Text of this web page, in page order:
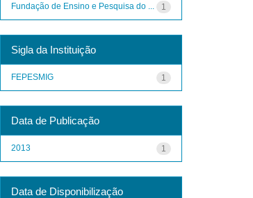
1
Fundação de Ensino e Pesquisa do ...
Sigla da Instituição
1
FEPESMIG
Data de Publicação
1
2013
Data de Disponibilização